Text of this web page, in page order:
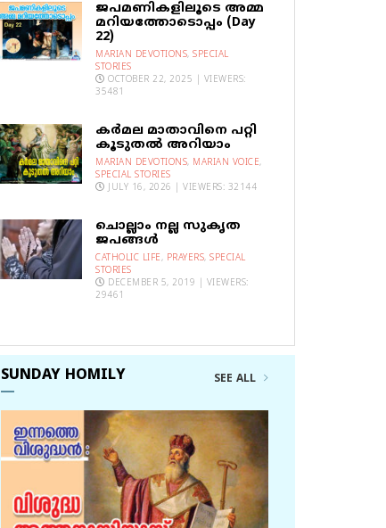
ജപമണികളിലൂടെ അമ്മ
മറിയത്തോടൊപ്പം (Day
22)
MARIAN DEVOTIONS, SPECIAL
STORIES
OCTOBER 22, 2025 | VIEWERS:
35481
കര്‍മല മാതാവിനെ പറ്റി
കൂടുതല്‍ അറിയാം
MARIAN DEVOTIONS, MARIAN VOICE,
SPECIAL STORIES
JULY 16, 2026 | VIEWERS: 32144
ചൊല്ലാം നല്ല സുകൃത
ജപങ്ങൾ
CATHOLIC LIFE, PRAYERS, SPECIAL
STORIES
DECEMBER 5, 2019 | VIEWERS:
29461
SUNDAY HOMILY SEE ALL